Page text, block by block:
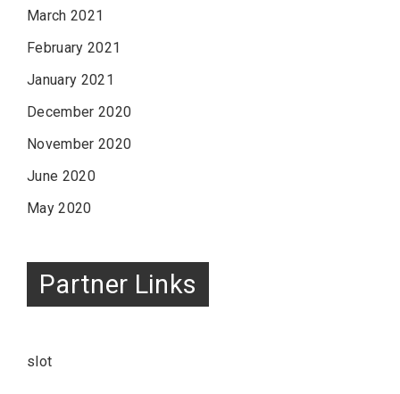
March 2021
February 2021
January 2021
December 2020
November 2020
June 2020
May 2020
Partner Links
slot